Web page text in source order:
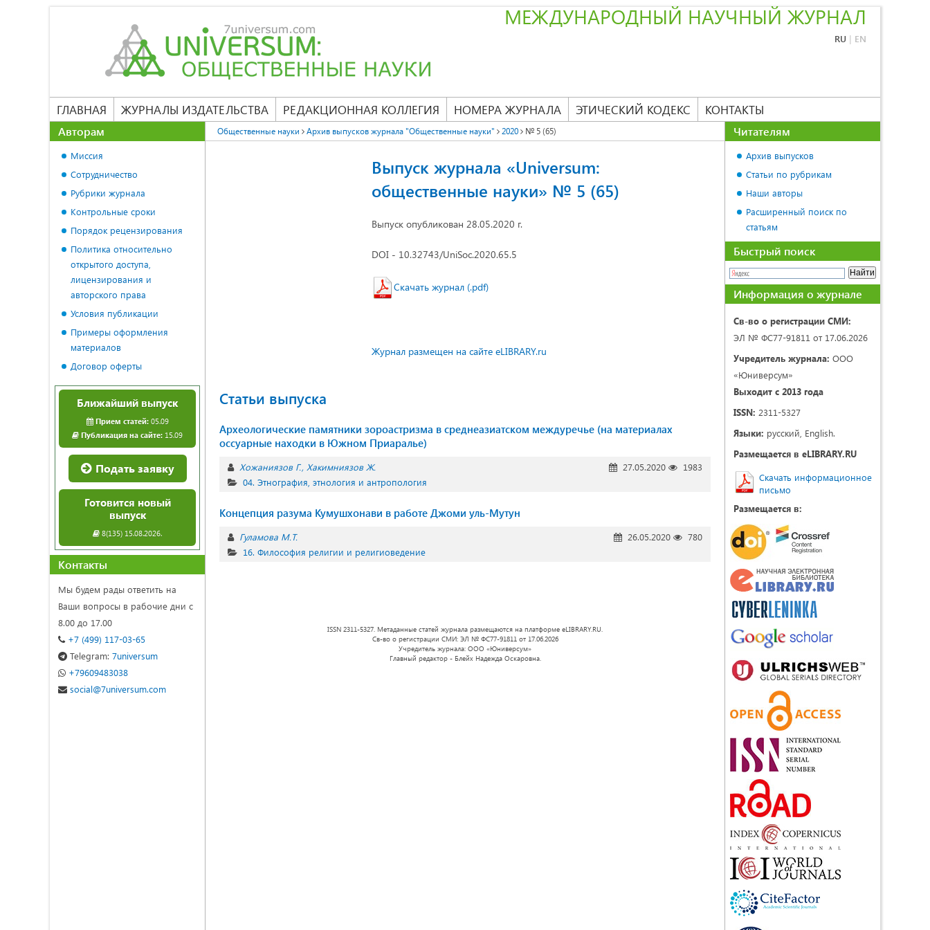
МЕЖДУНАРОДНЫЙ НАУЧНЫЙ ЖУРНАЛ
RU | EN
ГЛАВНАЯ ЖУРНАЛЫ ИЗДАТЕЛЬСТВА РЕДАКЦИОННАЯ КОЛЛЕГИЯ НОМЕРА ЖУРНАЛА ЭТИЧЕСКИЙ КОДЕКС КОНТАКТЫ
Общественные науки Архив выпусков журнала "Общественные науки" 2020 № 5 (65)
Выпуск журнала «Universum:
общественные науки» № 5 (65)
Выпуск опубликован 28.05.2020 г.
DOI - 10.32743/UniSoc.2020.65.5
Скачать журнал (.pdf)
Журнал размещен на сайте eLIBRARY.ru
Статьи выпуска
Археологические памятники зороастризма в среднеазиатском междуречье (на материалах
оссуарные находки в Южном Приаралье)
Хожаниязов Г. Хакимниязов Ж. 27.05.2020
1983
04. Этнография, этнология и антропология
Концепция разума Кумушхонави в работе Джоми уль-Мутун
Гуламова М.Т. 26.05.2020
780
16. Философия религии и религиоведение
ISSN 2311-5327. Метаданные статей журнала размещаются на платформе eLIBRARY.RU.
Св-во о регистрации СМИ: ЭЛ № ФС77-91811 от 17.06.2026
Учредитель журнала: ООО «Юниверсум»
Главный редактор - Блейх Надежда Оскаровна.
Авторам
Миссия
Сотрудничество
Рубрики журнала
Контрольные сроки
Порядок рецензирования
Политика относительно
открытого доступа,
лицензирования и
авторского права
Условия публикации
Примеры оформления
материалов
Договор оферты
Ближайший выпуск
Прием статей:05.09
Публикация на сайте: 15.09
Подать заявку
Готовится новый
выпуск
8(135) 15.08.2026.
Контакты
Мы будем рады ответить на
Ваши вопросы в рабочие дни с
8.00 до 17.00
+7 (499) 117-03-65
Telegram: 7universum
+79609483038
social@7universum.com
Читателям
Архив выпусков
Статьи по рубрикам
Наши авторы
Расширенный поиск по
статьям
Быстрый поиск
Информация о журнале
Св-во о регистрации СМИ:
ЭЛ № ФС77-91811 от 17.06.2026
Учредитель журнала: ООО
«Юниверсум»
Выходит с 2013 года
ISSN: 2311-5327
Языки: русский, English.
Размещается в eLIBRARY.RU
Скачать информационное
письмо
Размещается в: